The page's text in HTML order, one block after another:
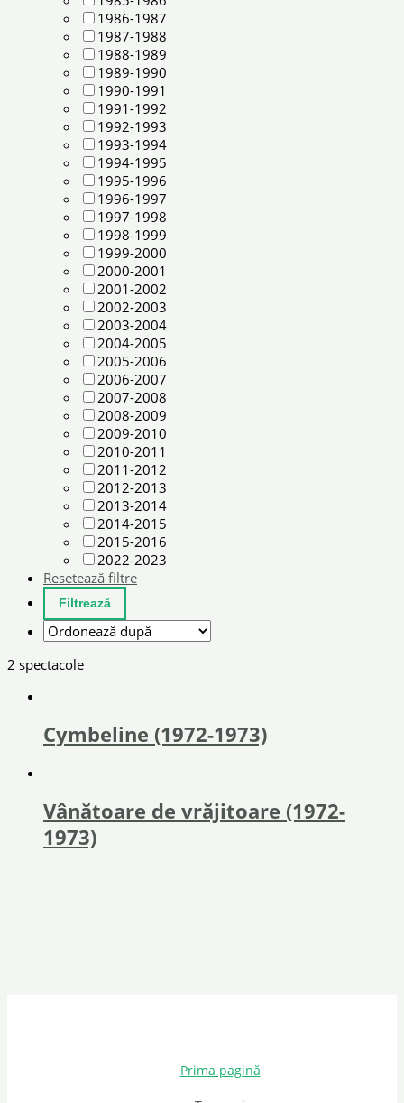
1986-1987
1987-1988
1988-1989
1989-1990
1990-1991
1991-1992
1992-1993
1993-1994
1994-1995
1995-1996
1996-1997
1997-1998
1998-1999
1999-2000
2000-2001
2001-2002
2002-2003
2003-2004
2004-2005
2005-2006
2006-2007
2007-2008
2008-2009
2009-2010
2010-2011
2011-2012
2012-2013
2013-2014
2014-2015
2015-2016
2022-2023
Resetează filtre
2 spectacole
Cymbeline (1972-1973)
Vânătoare de vrăjitoare (1972-
1973)
Prima pagină